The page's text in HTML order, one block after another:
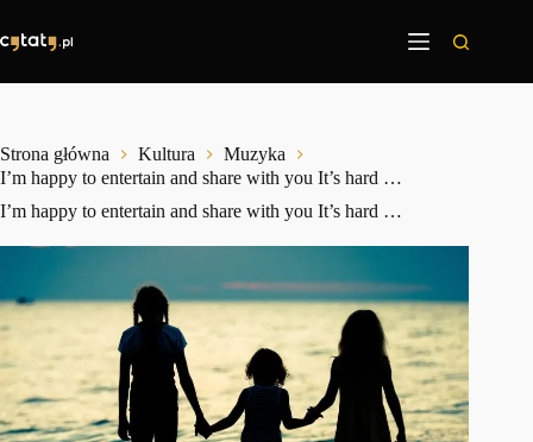
treści
Strona główna Kultura
Muzyka
I’m happy to entertain and share with you It’s hard …
I’m happy to entertain and share with you It’s hard …